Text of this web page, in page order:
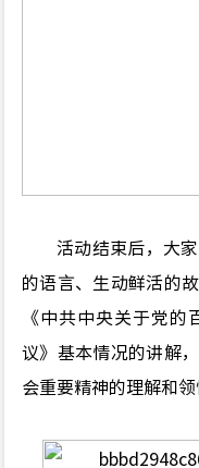
活动结束后，大
的语言、生动鲜活的
《中共中央关于党
议》基本情况的讲解
会重要精神的理解和领